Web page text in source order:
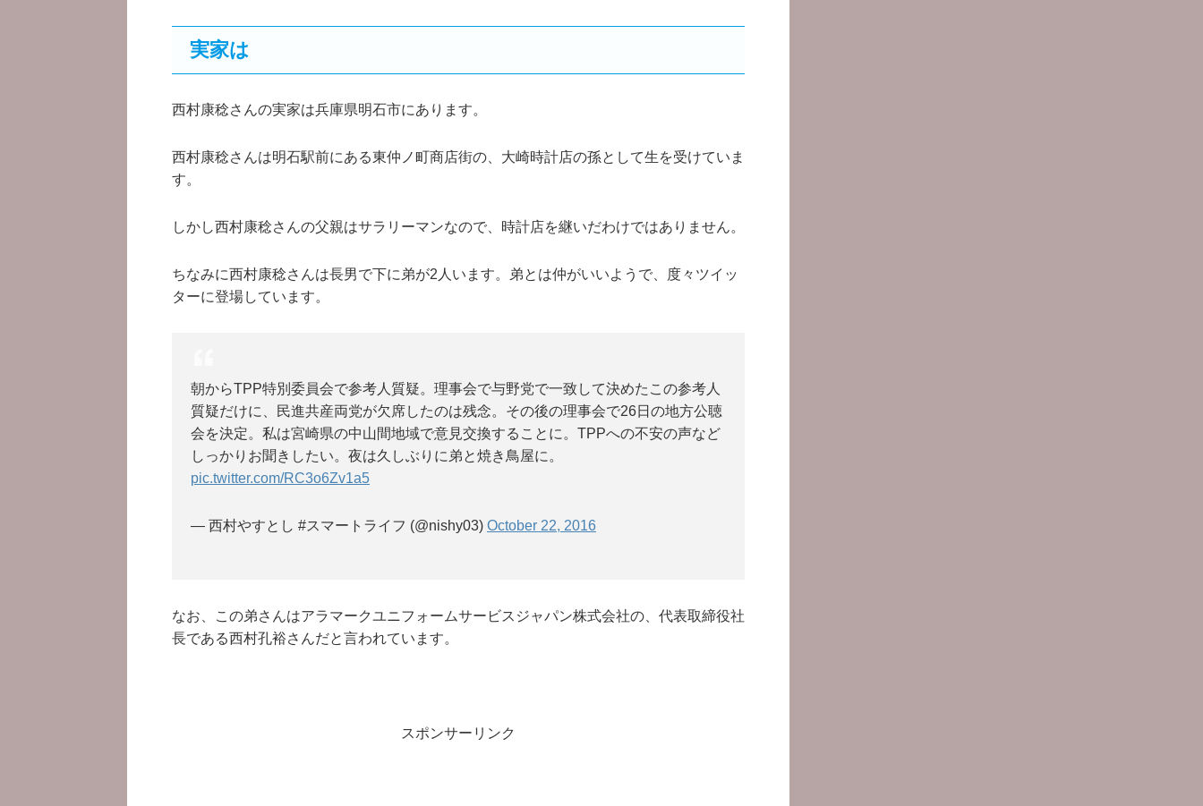
実家は
西村康稔さんの実家は兵庫県明石市にあります。
西村康稔さんは明石駅前にある東仲ノ町商店街の、大崎時計店の孫として生を受けていま
す。
しかし西村康稔さんの父親はサラリーマンなので、時計店を継いだわけではありません。
ちなみに西村康稔さんは長男で下に弟が2人います。弟とは仲がいいようで、度々ツイッ
ターに登場しています。
朝からTPP特別委員会で参考人質疑。理事会で与野党で一致して決めたこの参考人
質疑だけに、民進共産両党が欠席したのは残念。その後の理事会で26日の地方公聴
会を決定。私は宮崎県の中山間地域で意見交換することに。TPPへの不安の声など
しっかりお聞きしたい。夜は久しぶりに弟と焼き鳥屋に。
pic.twitter.com/RC3o6Zv1a5
— 西村やすとし #スマートライフ (@nishy03) October 22, 2016
なお、この弟さんはアラマークユニフォームサービスジャパン株式会社の、代表取締役社
長である西村孔裕さんだと言われています。
スポンサーリンク